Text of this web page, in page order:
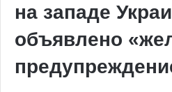
на западе
объявлено